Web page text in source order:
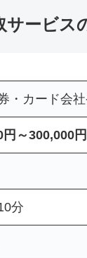
ービス
・カード会
円～300,000円
分